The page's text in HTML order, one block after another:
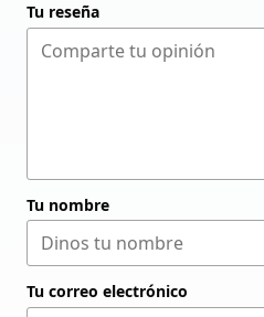
Tu reseña
Tu nombre
Tu correo electrónico